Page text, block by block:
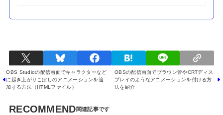
OBSの配信画面でブラウン管やCRTディス
プレイのようなアニメーションを付ける方
法を紹介
OBS Studioの配信画面でキャラクターなど
に起き上がりこぼしのアニメーションを追
加する方法（HTMLファイル）
RECOMMEND